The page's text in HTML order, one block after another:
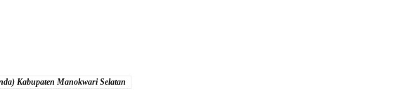
Kabupaten Manokwari Selatan